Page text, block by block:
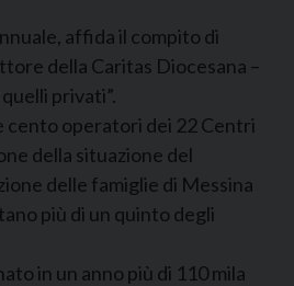
affida il compito di
della Caritas Diocesana –
privati”.
cento operatori dei 22 Centri
della situazione del
delle famiglie di Messina
più di un quinto degli
in un anno più di 110 mila